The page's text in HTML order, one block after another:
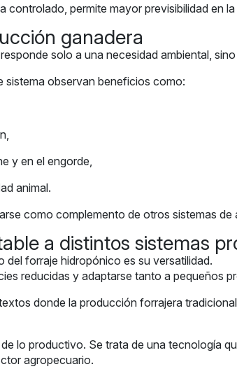
controlado, permite mayor previsibilidad en
ganadera
solo a una necesidad ambiental,
sistema observan beneficios como:
y en el engorde,
animal.
como complemento de otros sistemas
a distintos sistemas
del forraje hidropónico es su versatilidad.
reducidas y adaptarse tanto a pequeños
donde la producción forrajera
lo productivo. Se trata de una tecnología
agropecuario.